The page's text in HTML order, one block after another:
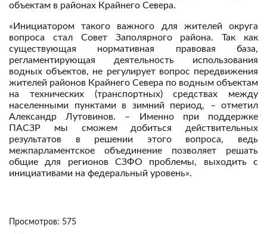
объектам в районах Крайнего Севера.
«Инициатором такого важного для жителей округа
вопроса стал Совет Заполярного района. Так как
существующая нормативная правовая база,
регламентирующая деятельность использования
водных объектов, не регулирует вопрос передвижения
жителей районов Крайнего Севера по водным объектам
на технических (транспортных) средствах между
населенными пунктами в зимний период, – отметил
Александр Лутовинов. – Именно при поддержке
ПАСЗР мы сможем добиться действительных
результатов в решении этого вопроса, ведь
межпарламентское объединение позволяет решать
общие для регионов СЗФО проблемы, выходить с
инициативами на федеральный уровень».
Просмотров: 575